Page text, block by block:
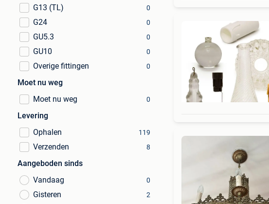
G13 (TL) 0
G24 0
GU5.3 0
GU10 0
Overige fittingen 0
Moet nu weg
Moet nu weg
0
Levering
Ophalen
119
Verzenden 8
Aangeboden sinds
Vandaag
0
Gisteren 2